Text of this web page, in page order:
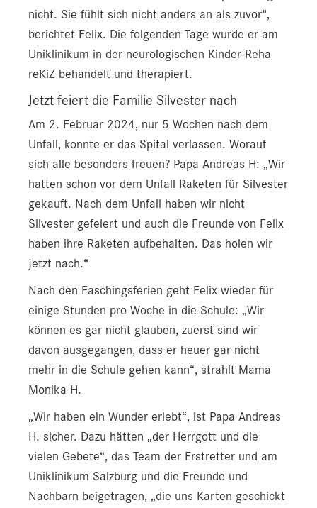
nicht. Sie fühlt sich nicht anders an als zuvor“,
berichtet Felix. Die folgenden Tage wurde er am
Uniklinikum in der neurologischen Kinder-Reha
reKiZ behandelt und therapiert.
Jetzt feiert die Familie Silvester nach
Am 2. Februar 2024, nur 5 Wochen nach dem
Unfall, konnte er das Spital verlassen. Worauf
sich alle besonders freuen? Papa Andreas H: „Wir
hatten schon vor dem Unfall Raketen für Silvester
gekauft. Nach dem Unfall haben wir nicht
Silvester gefeiert und auch die Freunde von Felix
haben ihre Raketen aufbehalten. Das holen wir
jetzt nach.“
Nach den Faschingsferien geht Felix wieder für
einige Stunden pro Woche in die Schule: „Wir
können es gar nicht glauben, zuerst sind wir
davon ausgegangen, dass er heuer gar nicht
mehr in die Schule gehen kann“, strahlt Mama
Monika H.
„Wir haben ein Wunder erlebt“, ist Papa Andreas
H. sicher. Dazu hätten „der Herrgott und die
vielen Gebete“, das Team der Erstretter und am
Uniklinikum Salzburg und die Freunde und
Nachbarn beigetragen, „die uns Karten geschickt